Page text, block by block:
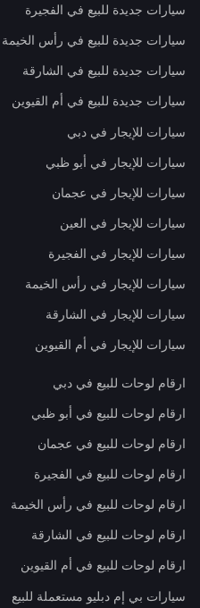
سيارات جديدة للبيع في الفجيرة
سيارات جديدة للبيع في رأس الخيمة
سيارات جديدة للبيع في الشارقة
سيارات جديدة للبيع في أم القيوين
سيارات للإيجار في دبي
سيارات للإيجار في أبو ظبي
سيارات للإيجار في عجمان
سيارات للإيجار في العين
سيارات للإيجار في الفجيرة
سيارات للإيجار في رأس الخيمة
سيارات للإيجار في الشارقة
سيارات للإيجار في أم القيوين
ارقام لوحات للبيع في دبي
ارقام لوحات للبيع في أبو ظبي
ارقام لوحات للبيع في عجمان
ارقام لوحات للبيع في الفجيرة
ارقام لوحات للبيع في رأس الخيمة
ارقام لوحات للبيع في الشارقة
ارقام لوحات للبيع في أم القيوين
سيارات بي إم دبليو مستعملة للبيع